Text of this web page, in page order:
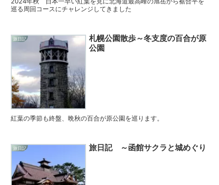
巡る周回コースにチャレンジしてきました
旅日記
札幌公園散歩～冬支度の百合が原
公園
紅葉の季節も終盤、晩秋の百合が原公園を巡ります。
旅日記 旅日記 ～函館サクラと城めぐり